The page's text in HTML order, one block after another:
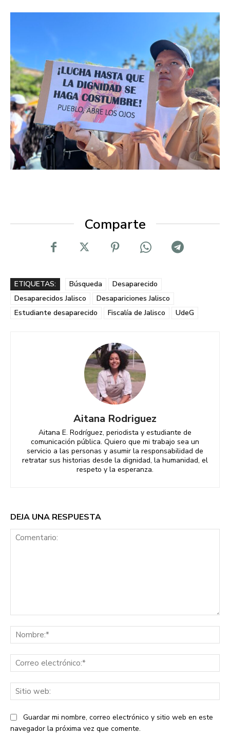
Comparte
ETIQUETAS: Búsqueda
Desaparecido
Desaparecidos Jalisco
Desapariciones Jalisco
Estudiante desaparecido
Fiscalía de Jalisco UdeG
Aitana Rodriguez
Aitana E. Rodríguez, periodista y estudiante de
comunicación pública. Quiero que mi trabajo sea un
servicio a las personas y asumir la responsabilidad de
retratar sus historias desde la dignidad, la humanidad, el
respeto y la esperanza.
DEJA UNA RESPUESTA
Guardar mi nombre, correo electrónico y sitio web en este
navegador la próxima vez que comente.